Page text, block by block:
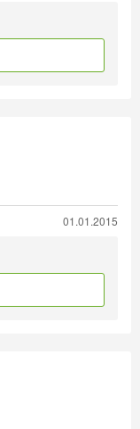
01.01.2015